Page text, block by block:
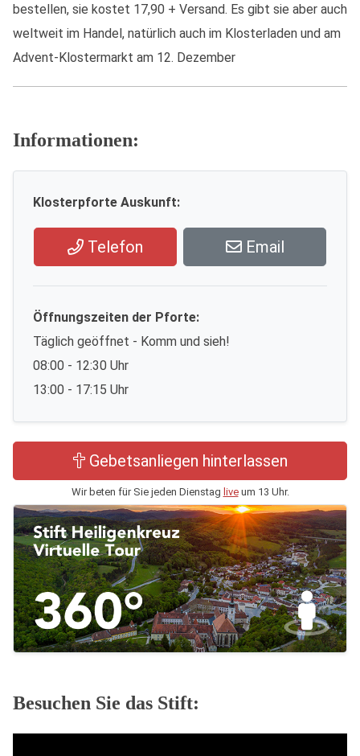
bestellen, sie kostet 17,90 + Versand. Es gibt sie aber auch
weltweit im Handel, natürlich auch im Klosterladen und am
Advent-Klostermarkt am 12. Dezember
Informationen:
Klosterpforte Auskunft:
Telefon Email
Öffnungszeiten der Pforte:
Täglich geöffnet - Komm und sieh!
08:00 - 12:30 Uhr
13:00 - 17:15 Uhr
Gebetsanliegen hinterlassen
Wir beten für Sie jeden Dienstag liveum 13 Uhr.
Besuchen Sie das Stift: